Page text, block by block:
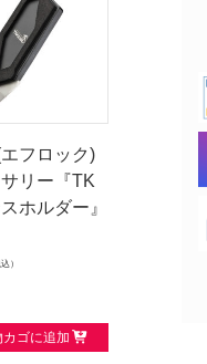
フロック)
リー『TK
ホルダー』
カゴに追加